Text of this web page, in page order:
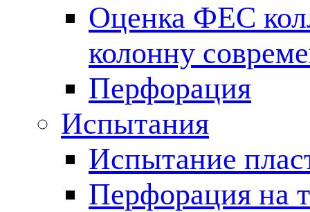
Оценка ФЕС
колонну
Перфорация
Испытания
Испытание
Перфорация на